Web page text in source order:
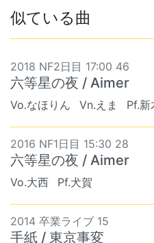
似ている曲
2018 NF2日目 17:00 46
六等星の夜 / Aimer
Vo.なほりん Vn.えま Pf.新
2016 NF1日目 15:30 28
六等星の夜 / Aimer
Vo.大西 Pf.犬賀
2014 卒業ライブ 15
手紙 / 東京事変